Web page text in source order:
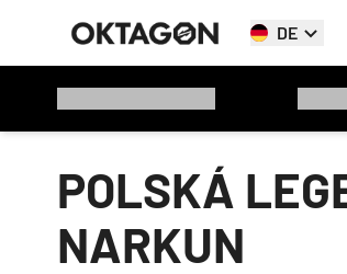
DE
POLSKÁ
NARKUN